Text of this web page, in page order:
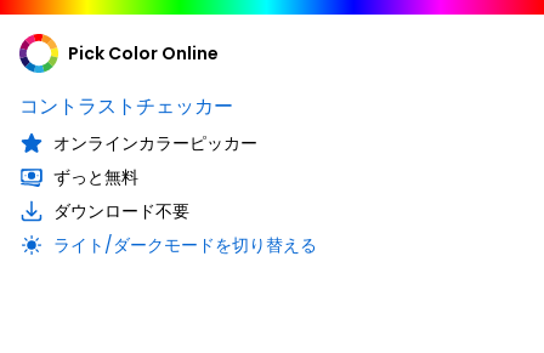
Pick Color Online
コントラストチェッカー
オンラインカラーピッカー
ずっと無料
ダウンロード不要
ライト/ダークモードを切り替える